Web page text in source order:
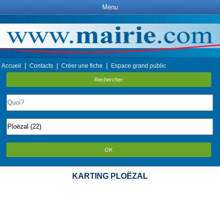
Menu
Accueil Contacts Créer une fiche Espace grand public
Rechercher
OK
KARTING PLOËZAL